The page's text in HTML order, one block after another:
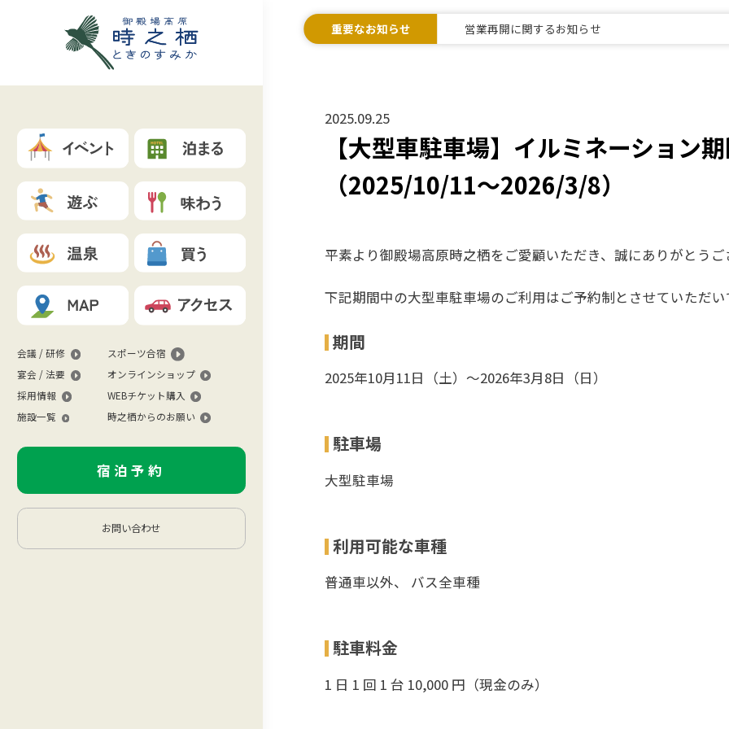
会議 / 研修
スポーツ合宿
宴会 / 法要
オンラインショップ
採用情報
WEBチケット購入
施設一覧
時之栖からのお願い
宿泊予約
お問い合わせ
重要なお知らせ 営業再開に関するお知らせ
2025.09.25
【大型車駐車場】イルミネーション
（2025/10/11～2026/3/8）
平素より御殿場高原時之栖をご愛顧いただき、誠にありがとうご
下記期間中の大型車駐車場のご利用はご予約制とさせていただ
期間
2025年10月11日（土）～2026年3月8日（日）
駐車場
大型駐車場
利用可能な車種
普通車以外、 バス全車種
駐車料金
1 日 1 回 1 台 10,000 円（現金のみ）